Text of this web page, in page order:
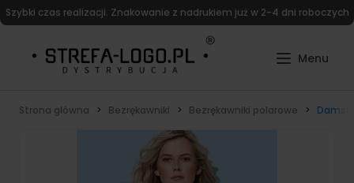
Szybki czas realizacji. Znakowanie z nadrukiem już w 2-4 dni roboczych
Strona główna Bezrękawniki Bezrękawniki polarowe